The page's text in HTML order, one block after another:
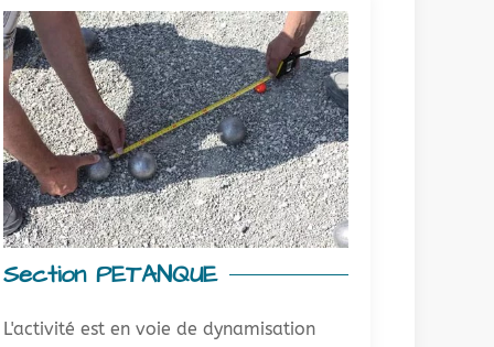
Section PETANQUE
L'activité est en voie de dynamisation